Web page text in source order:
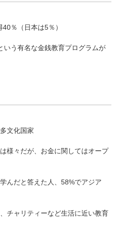
％（日本は5％）
いう有名な金銭教育プログラムが
文化国家
様々だが、お金に関してはオープ
んだと答えた人、58%でアジア
チャリティーなど生活に近い教育